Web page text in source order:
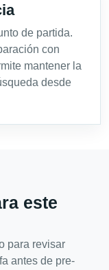
de partida.
con
mantener la
desde
este
para revisar
antes de pre-